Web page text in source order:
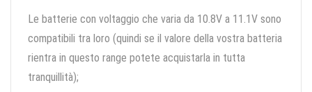
Le batterie con voltaggio che varia da 10.8V a 11.1V sono
compatibili tra loro (quindi se il valore della vostra batteria
rientra in questo range potete acquistarla in tutta
tranquillità);